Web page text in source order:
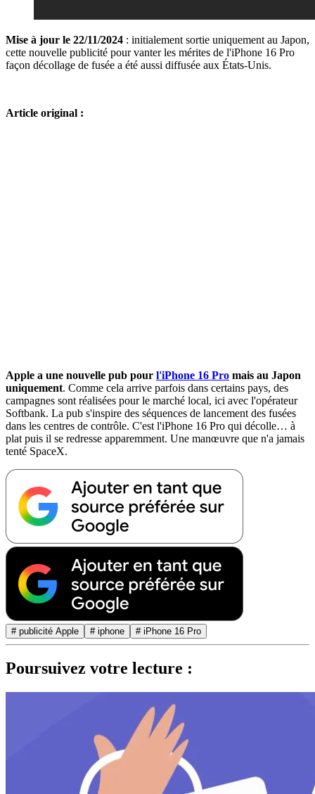
Mise à jour le 22/11/2024 : initialement sortie uniquement au Japon,
cette nouvelle publicité pour vanter les mérites de l'iPhone 16 Pro
façon décollage de fusée a été aussi diffusée aux États-Unis.
Article original :
Apple a une nouvelle pub pour l'iPhone 16 Pro mais au Japon
uniquement. Comme cela arrive parfois dans certains pays, des
campagnes sont réalisées pour le marché local, ici avec l'opérateur
Softbank. La pub s'inspire des séquences de lancement des fusées
dans les centres de contrôle. C'est l'iPhone 16 Pro qui décolle… à
plat puis il se redresse apparemment. Une manœuvre que n'a jamais
tenté SpaceX.
# publicité Apple # iphone # iPhone 16 Pro
Poursuivez votre lecture :